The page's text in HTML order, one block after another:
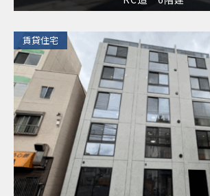
​賃貸住宅